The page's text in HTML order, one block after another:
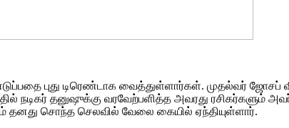
புது டிரெண்டாக வைத்துள்ளார்கள். முதல்வர்
நடிகர் தனுஷுக்கு வரவேற்பளித்த அவரது ரசிகர்களும்
தனது சொந்த செலவில் வேலை கையில் ஏந்தியுள்ளார்.